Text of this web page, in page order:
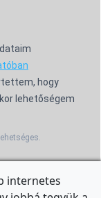
hogy
lehetőségem
internetes